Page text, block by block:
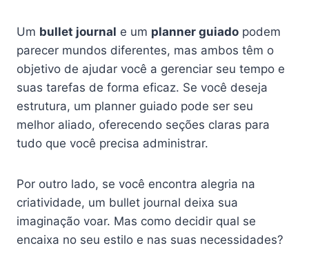
Um bullet journal e um planner guiado podem
parecer mundos diferentes, mas ambos têm o
objetivo de ajudar você a gerenciar seu tempo e
suas tarefas de forma eficaz. Se você deseja
estrutura, um planner guiado pode ser seu
melhor aliado, oferecendo seções claras para
tudo que você precisa administrar.
Por outro lado, se você encontra alegria na
criatividade, um bullet journal deixa sua
imaginação voar. Mas como decidir qual se
encaixa no seu estilo e nas suas necessidades?